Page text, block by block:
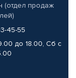
(отдел продаж
45-55
до 18.00, Сб с